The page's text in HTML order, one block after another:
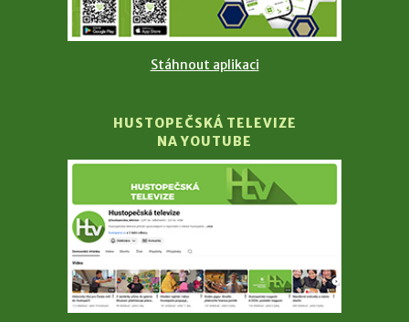
Stáhnout aplikaci
HUSTOPEČSKÁ TELEVIZE
NA YOUTUBE